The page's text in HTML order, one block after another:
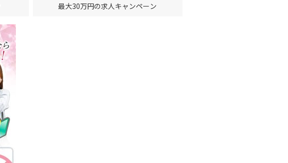
最大30万円の求人キャンペーン